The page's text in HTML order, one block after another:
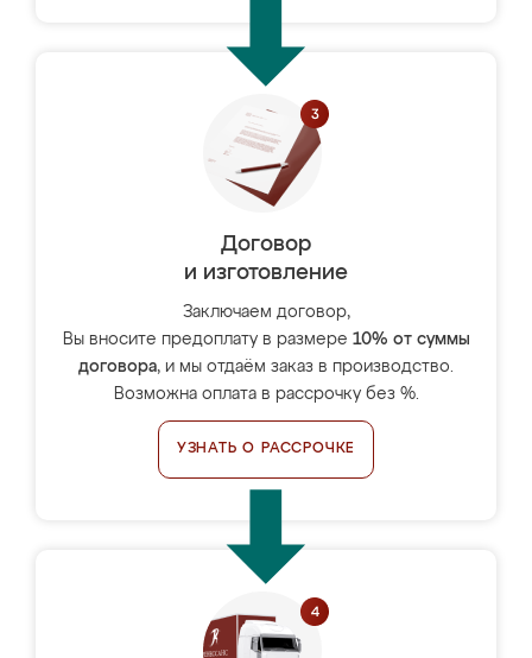
Договор
и изготовление
Заключаем договор,
Вы вносите предоплату в размере 10% от суммы
договора, и мы отдаём заказ в производство.
Возможна оплата в рассрочку без %.
УЗНАТЬ О РАССРОЧКЕ